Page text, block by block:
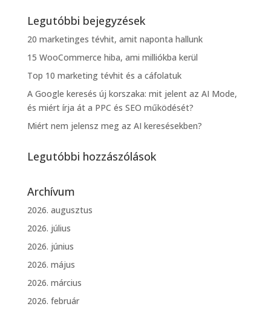
Legutóbbi bejegyzések
20 marketinges tévhit, amit naponta hallunk
15 WooCommerce hiba, ami milliókba kerül
Top 10 marketing tévhit és a cáfolatuk
A Google keresés új korszaka: mit jelent az AI Mode,
és miért írja át a PPC és SEO működését?
Miért nem jelensz meg az AI keresésekben?
Legutóbbi hozzászólások
Archívum
2026. augusztus
2026. július
2026. június
2026. május
2026. március
2026. február